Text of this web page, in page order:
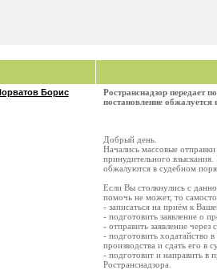
Борис
Ространснадзор передает
постановление обжалуется
Добрый день.
Начались массовые
принудительного
обжалуются в судебном
Если Вы столкнулись с
помочь не может, то
- записаться на приём к
- подготовить заявление о
- отправить заявление через
- подготовить ходатайство
производства и сдать его в
- подготовит и направить в
Ространснадзора.